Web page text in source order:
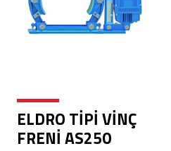
ELDRO TİPİ VİNÇ
FRENİ AS250